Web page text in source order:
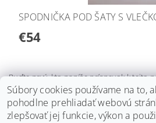
SPODNIČKA POD ŠATY S
€54
Buďte prvý, kto napíše príspevok k tejto
Pridať komentár
Súbory cookies používame na to,
pohodlne prehliadať webovú
zlepšovať jej funkcie, výkon a